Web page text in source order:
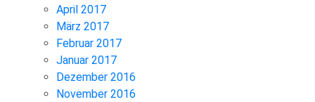
April 2017
März 2017
Februar 2017
Januar 2017
Dezember 2016
November 2016